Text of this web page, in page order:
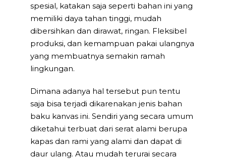
spesial, katakan saja seperti bahan ini yang
memiliki daya tahan tinggi, mudah
dibersihkan dan dirawat, ringan. Fleksibel
produksi, dan kemampuan pakai ulangnya
yang membuatnya semakin ramah
lingkungan.
Dimana adanya hal tersebut pun tentu
saja bisa terjadi dikarenakan jenis bahan
baku kanvas ini. Sendiri yang secara umum
diketahui terbuat dari serat alami berupa
kapas dan rami yang alami dan dapat di
daur ulang. Atau mudah terurai secara